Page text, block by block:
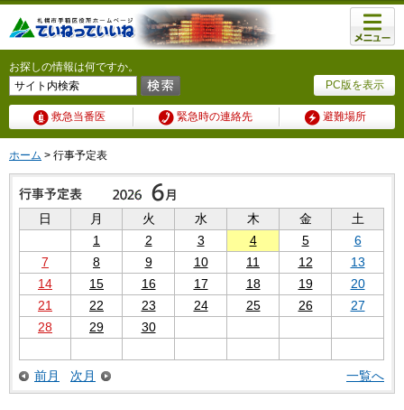
PC版を表示
お探しの情報は何ですか。
救急当番医 緊急時の連絡先 避難場所
メニュ
ー
ホーム > 行事予定表
日 月 火 水 木 金
土
1
2 3 4 5
6
7
8 9 10 11 12
13
14
15 16 17 18 19
20
21
22 23 24 25 26
27
28
29 30
前月 次月 一覧へ